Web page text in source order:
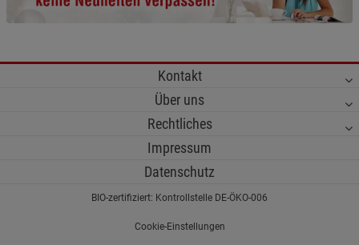
Kontakt
Über uns
Rechtliches
Impressum
Datenschutz
BIO-zertifiziert: Kontrollstelle DE-ÖKO-006
Cookie-Einstellungen
anzeigen
Statistik Cookies (2) Statistik Cookies
Beschreibung Statistik Cookies
Cookie-Informationen
Marketing Cookies (3)